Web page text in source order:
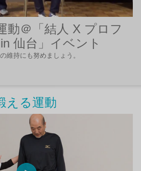
動＠「結人 X プロフ
仙台」イベント
維持にも努めましょう。
える運動